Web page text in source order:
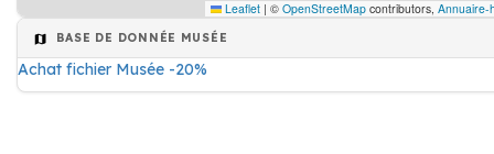
Leaflet | © OpenStreetMap contributors, Annuaire-
BASE DE DONNÉE MUSÉE
Achat fichier Musée -20%